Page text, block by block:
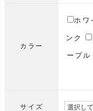
カラー
ホワ
ンク
ープル
サイズ